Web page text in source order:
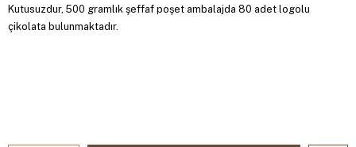
Kutusuzdur, 500 gramlık şeffaf poşet ambalajda 80 adet logolu
çikolata bulunmaktadır.